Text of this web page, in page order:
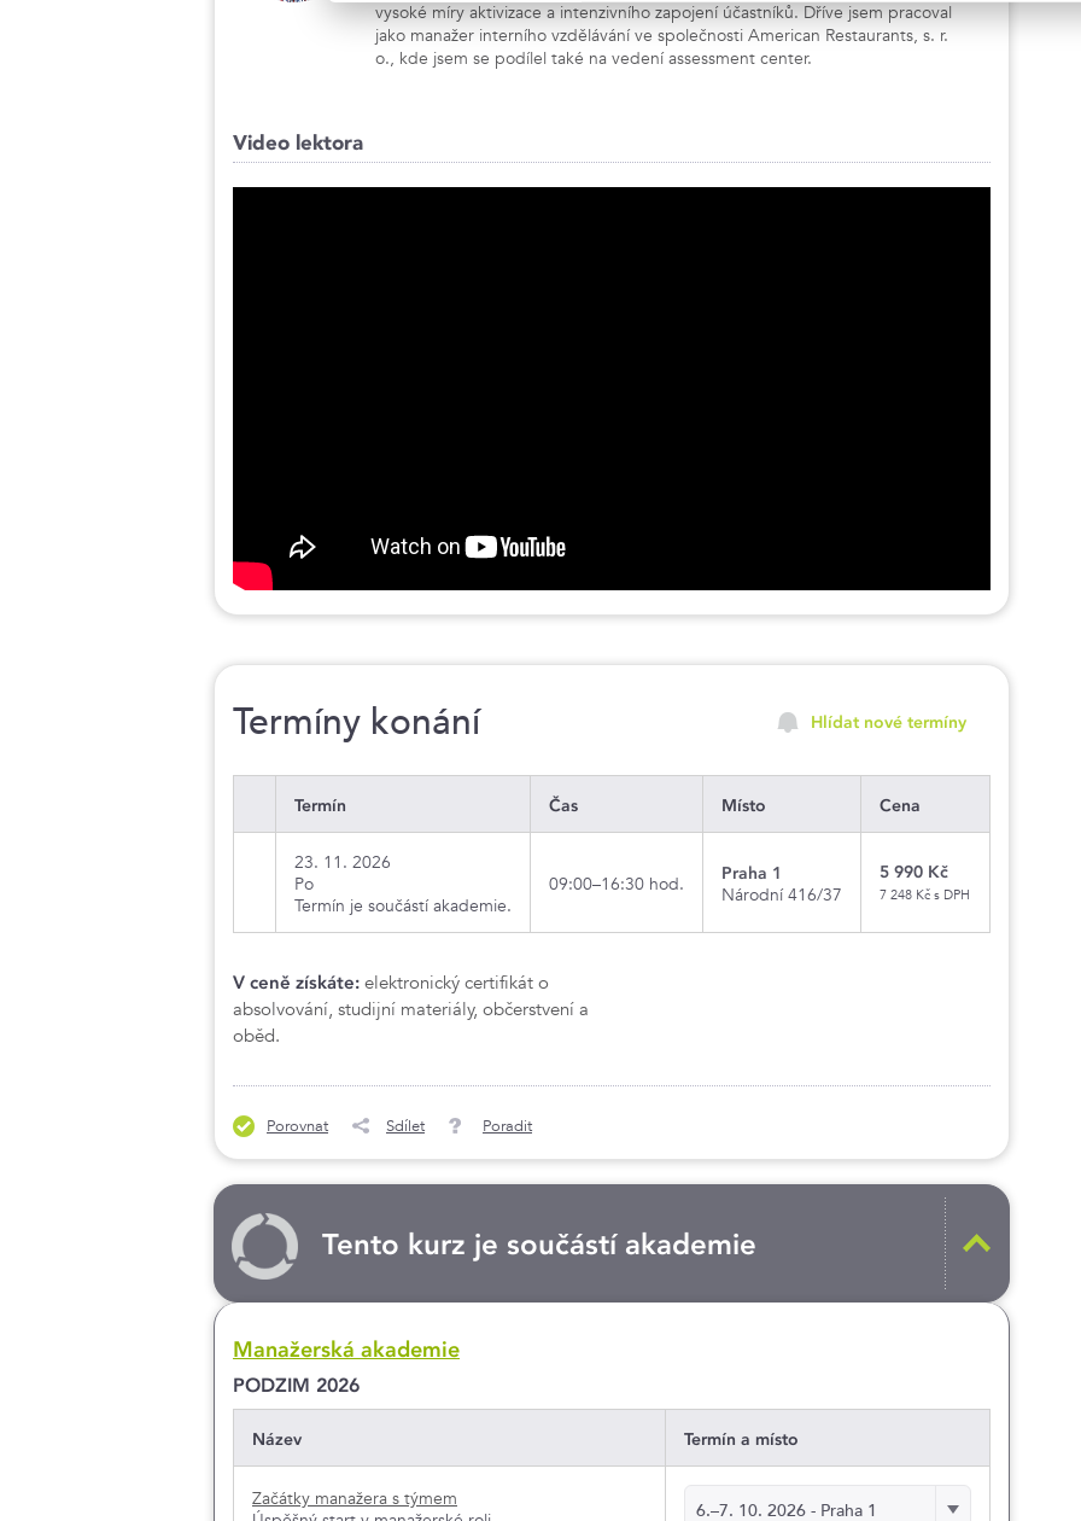
vysoké míry aktivizace a intenzivního zapojení účastníků. Dříve jsem pracoval
jako manažer interního vzdělávání ve společnosti American Restaurants, s. r.
o., kde jsem se podílel také na vedení assessment center.
Video lektora
Termíny konání Hlídat nové termíny
Termín Čas Místo Cena
23. 11. 2026
Po
Termín je součástí akademie.
09:00–16:30 hod.
Praha 1
Národní 416/37
5 990 Kč
7 248 Kč s DPH
V ceně získáte: elektronický certifikát o
absolvování, studijní materiály, občerstvení a
oběd.
Porovnat Sdílet Poradit
Tento kurz je součástí akademie
Manažerská akademie
PODZIM 2026
Název Termín a místo
Začátky manažera s týmem
6.–7. 10. 2026 - Praha 1
Termín